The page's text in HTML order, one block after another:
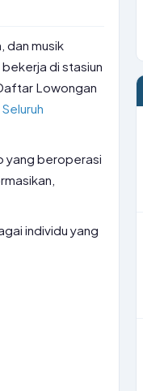
dan musik
di stasiun
Lowongan
yang beroperasi
individu yang